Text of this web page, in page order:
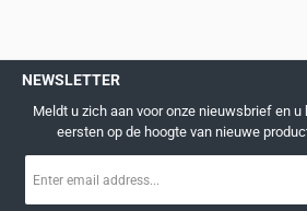
NEWSLETTER
Meldt u zich aan voor onze nieuwsbrief en
eersten op de hoogte van nieuwe
mailadres